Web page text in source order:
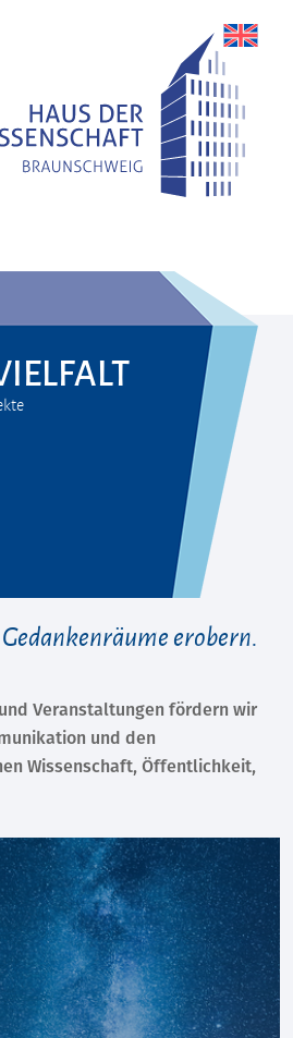
erobern.
Veranstaltungen fördern wir
und den
Wissenschaft, Öffentlichkeit,